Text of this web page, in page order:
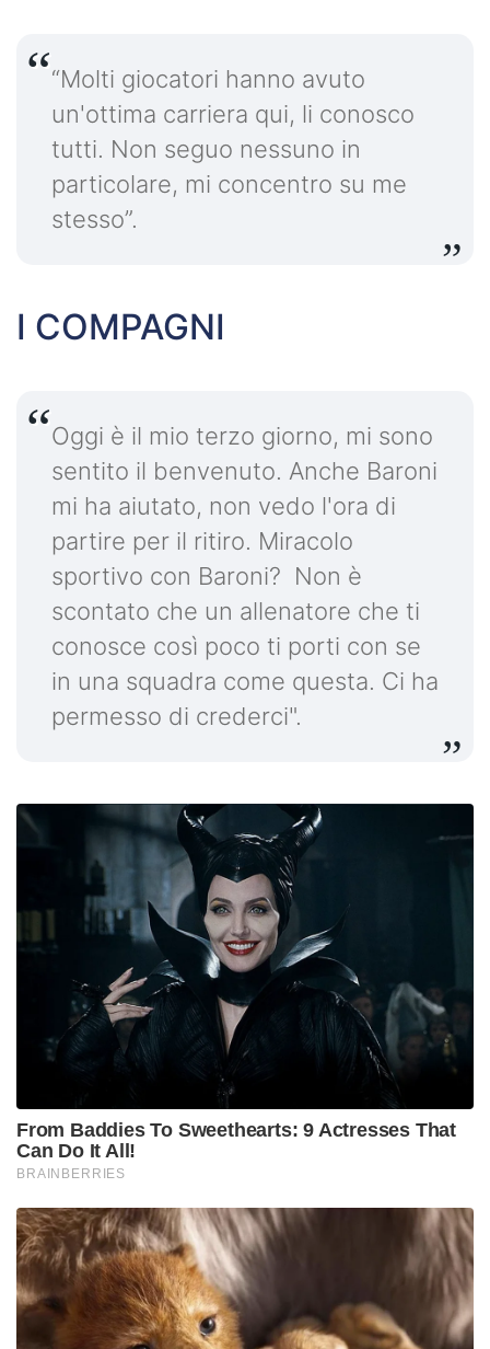
“Molti giocatori hanno avuto
un'ottima carriera qui, li conosco
tutti. Non seguo nessuno in
particolare, mi concentro su me
stesso”.
I COMPAGNI
Oggi è il mio terzo giorno, mi sono
sentito il benvenuto. Anche Baroni
mi ha aiutato, non vedo l'ora di
partire per il ritiro. Miracolo
sportivo con Baroni? Non è
scontato che un allenatore che ti
conosce così poco ti porti con se
in una squadra come questa. Ci ha
permesso di crederci".